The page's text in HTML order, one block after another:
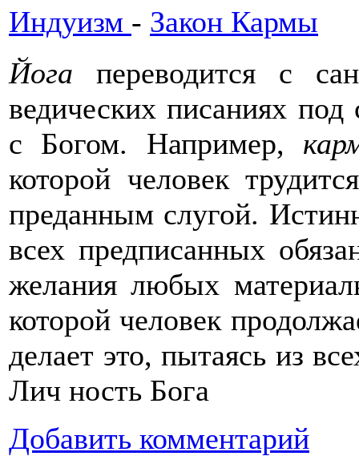
Индуизм - Закон Кармы
Йога переводится с
ведических писаниях под
с Богом. Например,
которой человек
преданным слугой.
всех предписанных
желания любых
которой человек
делает это, пытаясь из
Лич ность Бога
Добавить комментарий